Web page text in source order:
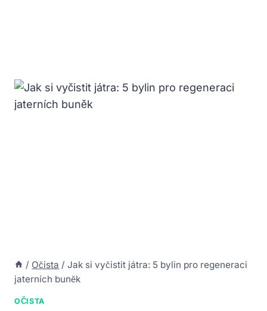
/ Očista / Jak si vyčistit játra: 5 bylin pro regeneraci
jaterních buněk
OČISTA